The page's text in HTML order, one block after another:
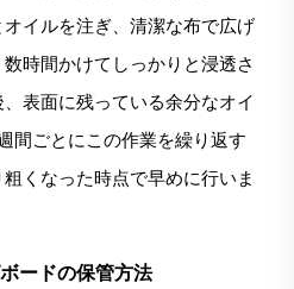
イルを注ぎ、清潔な布で広げ
時間かけてしっかりと浸透さ
表面に残っている余分なオイ
間ごとにこの作業を繰り返す
くなった時点で早めに行いま
ードの保管方法